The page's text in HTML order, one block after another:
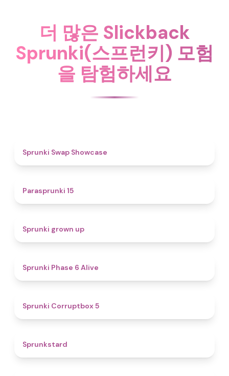
더 많은 Slickback
Sprunki(스프런키) 모험
을 탐험하세요
Sprunki Swap Showcase
Parasprunki 15
Sprunki grown up
Sprunki Phase 6 Alive
Sprunki Corruptbox 5
Sprunkstard